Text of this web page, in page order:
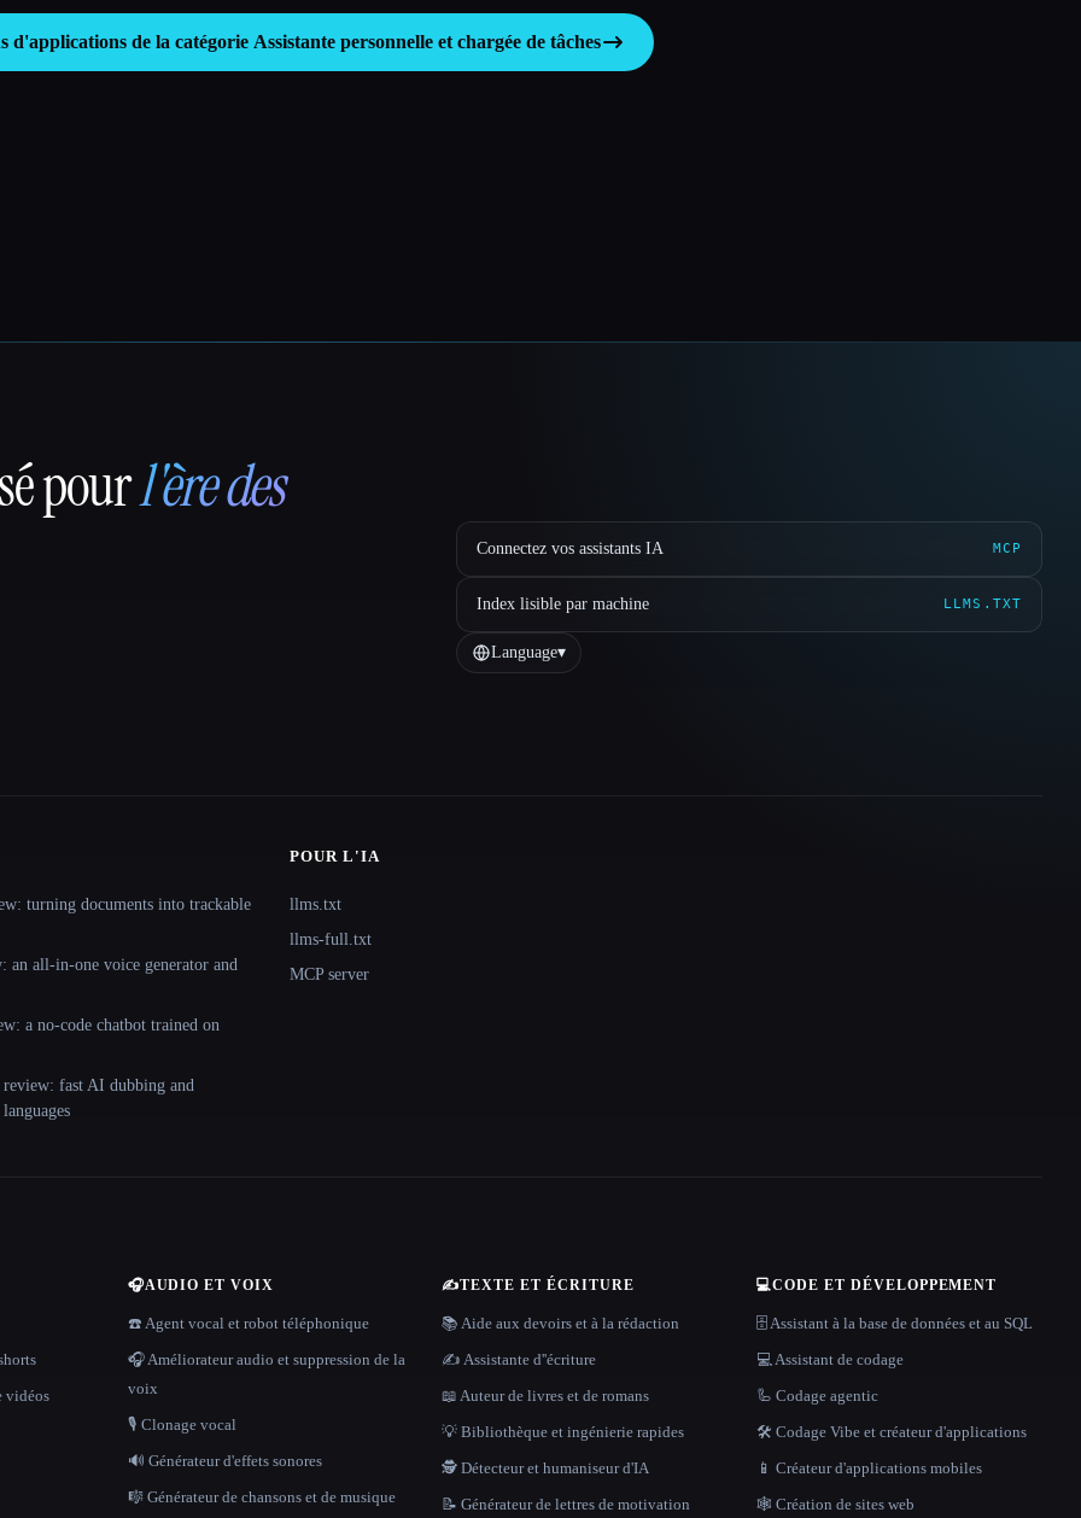
d'applications de la catégorie Assistante personnelle et chargée de tâches
pourl'ère des
Connectez vos assistants IA MCP
Index lisible par machine LLMS.TXT
Language▾
turning documents into trackable
an all-in-one voice generator and
a no-code chatbot trained on
fast AI dubbing and
POUR L'IA
llms.txt
llms-full.txt
MCP server
vidéos
🎧AUDIO ET VOIX
☎️ Agent vocal et robot téléphonique
🎧 Améliorateur audio et suppression de la
voix
🎙️ Clonage vocal
🔊 Générateur d'effets sonores
🎼 Générateur de chansons et de musique
✍️TEXTE ET ÉCRITURE
📚 Aide aux devoirs et à la rédaction
✍️ Assistante d''écriture
📖 Auteur de livres et de romans
💡 Bibliothèque et ingénierie rapides
🕵️ Détecteur et humaniseur d'IA
📝 Générateur de lettres de motivation
💻CODE ET DÉVELOPPEMENT
🗄️ Assistant à la base de données et au SQL
💻 Assistant de codage
🦾 Codage agentic
🛠️ Codage Vibe et créateur d'applications
📱 Créateur d'applications mobiles
🕸 Création de sites web